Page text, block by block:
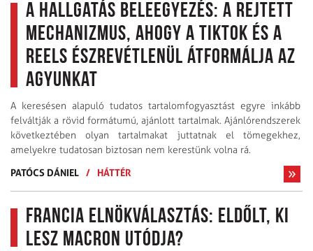
A hallgatás beleegyezés: A rejtett
mechanizmus, ahogy a TikTok és a
Reels észrevétlenül átformálja az
agyunkat
A keresésen alapuló tudatos tartalomfogyasztást egyre inkább
felváltják a rövid formátumú, ajánlott tartalmak. Ajánlórendszerek
következtében olyan tartalmakat juttatnak el tömegekhez,
amelyekre tudatosan biztosan nem kerestünk volna rá.
PATÓCS DÁNIEL / HÁTTÉR
Francia elnökválasztás: Eldőlt, ki
lesz Macron utódja?